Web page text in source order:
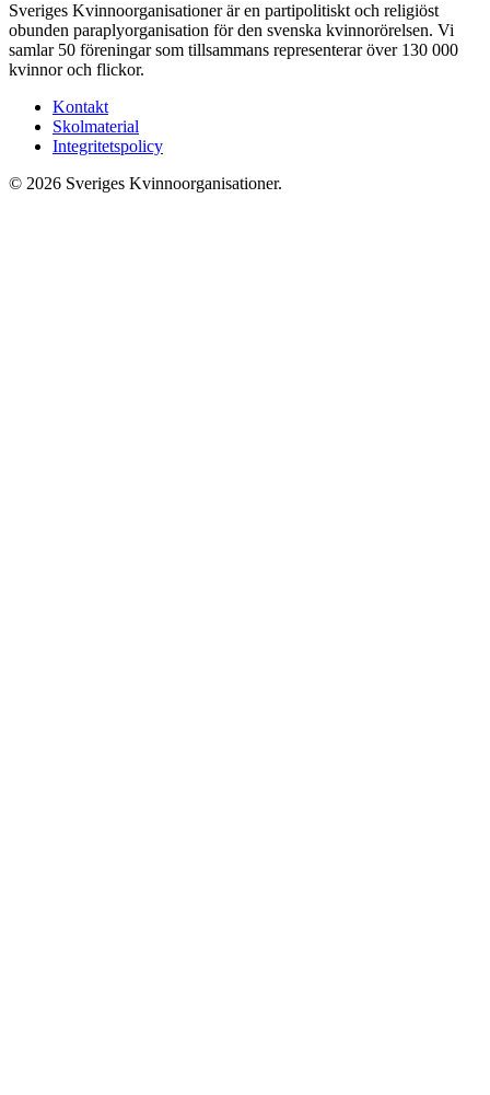
Sveriges Kvinnoorganisationer är en partipolitiskt och religiöst
obunden paraplyorganisation för den svenska kvinnorörelsen. Vi
samlar 50 föreningar som tillsammans representerar över 130 000
kvinnor och flickor.
Kontakt
Skolmaterial
Integritetspolicy
© 2026 Sveriges Kvinnoorganisationer.